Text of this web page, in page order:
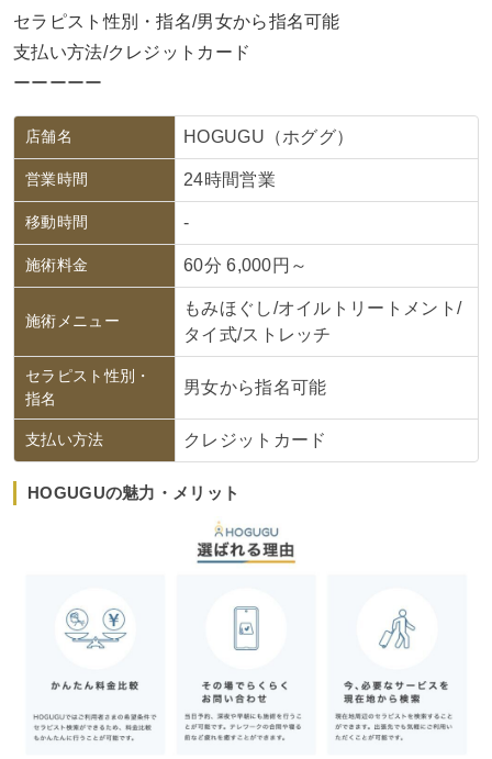
セラピスト性別・指名/男女から指名可能
支払い方法/クレジットカード
ーーーーー
店舗名 HOGUGU（ホググ）
営業時間 24時間営業
移動時間 -
施術料金 60分 6,000円～
施術メニュー
もみほぐし/オイルトリートメント/
タイ式/ストレッチ
セラピスト性別・
指名
男女から指名可能
支払い方法 クレジットカード
HOGUGUの魅力・メリット